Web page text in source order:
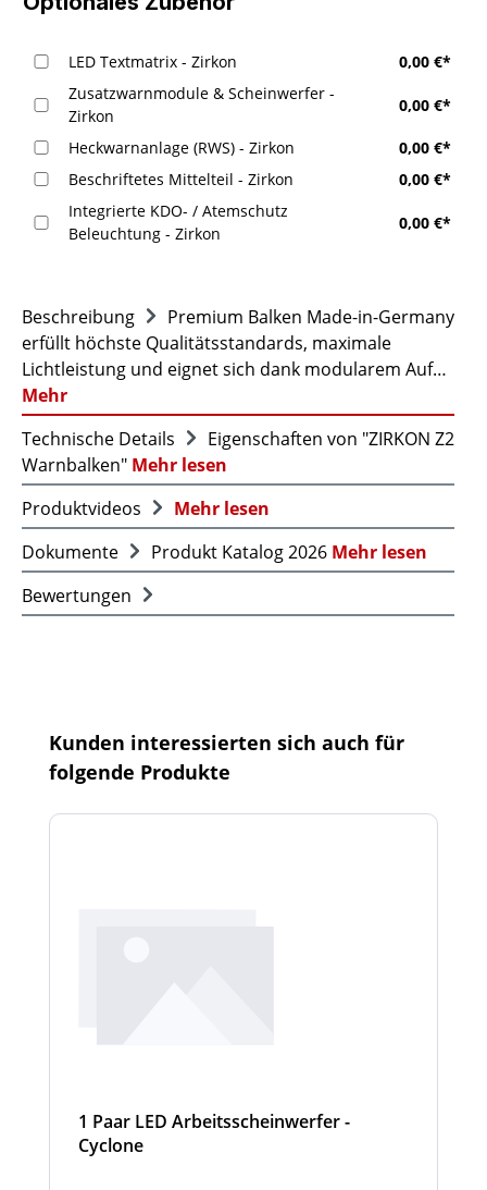
LED Textmatrix - Zirkon
0,00 €*
Zusatzwarnmodule & Scheinwerfer -
Zirkon
0,00 €*
Heckwarnanlage (RWS) - Zirkon
0,00 €*
Beschriftetes Mittelteil - Zirkon
0,00 €*
Integrierte KDO- / Atemschutz
Beleuchtung - Zirkon
0,00 €*
Beschreibung
Premium Balken Made-in-Germany
erfüllt höchste Qualitätsstandards, maximale
Lichtleistung und eignet sich dank modularem Auf…
Mehr
Technische Details
Eigenschaften von "ZIRKON Z2
Warnbalken" Mehr lesen
Produktvideos
Mehr lesen
Dokumente
Produkt Katalog 2026 Mehr lesen
Bewertungen
Produktgalerie überspringen
Kunden interessierten sich auch für
folgende Produkte
1 Paar LED Arbeitsscheinwerfer -
Cyclone